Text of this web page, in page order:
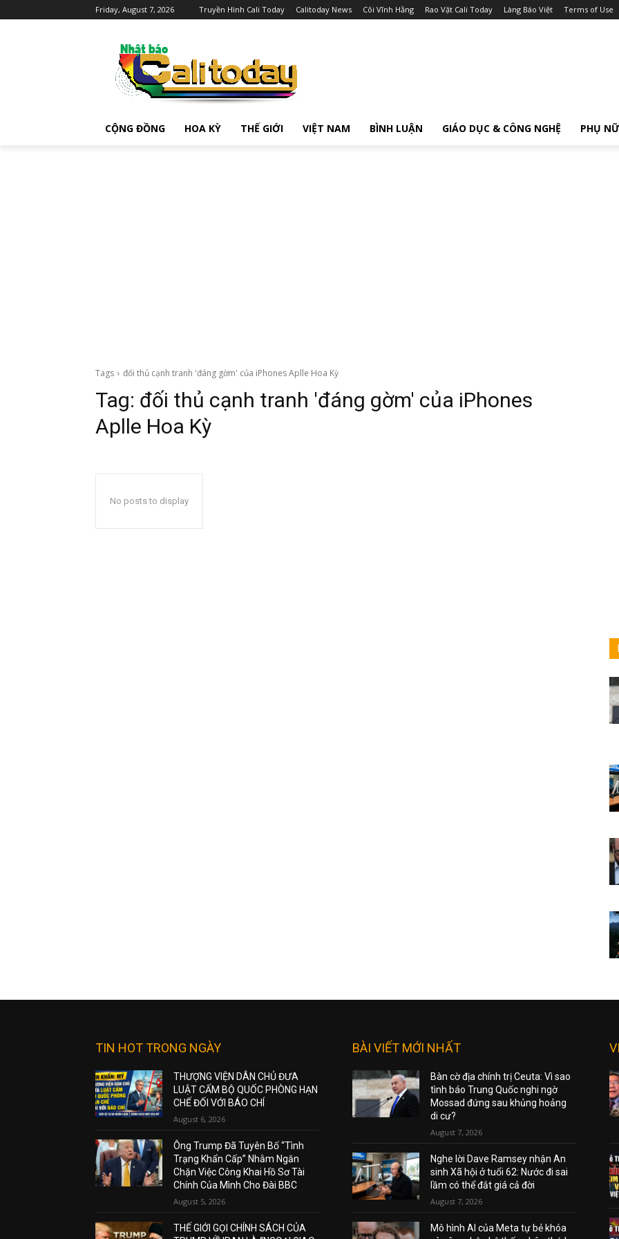
Friday, August 7, 2026 Truyền Hình Cali Today Calitoday News Cõi Vĩnh Hằng Rao Vặt Cali Today Làng Báo Việt Terms of Use
CỘNG ĐỒNG HOA KỲ THẾ GIỚI VIỆT NAM BÌNH LUẬN GIÁO DỤC & CÔNG NGHỆ PHỤ NỮ
Tags đối thủ cạnh tranh 'đáng gờm' của iPhones Aplle Hoa Kỳ
Tag: đối thủ cạnh tranh 'đáng gờm' của iPhones
Aplle Hoa Kỳ
No posts to display
TIN HOT TRONG NGÀY
THƯỢNG VIỆN DÂN CHỦ ĐƯA
LUẬT CẤM BỘ QUỐC PHÒNG HẠN
CHẾ ĐỐI VỚI BÁO CHÍ
August 6, 2026
Ông Trump Đã Tuyên Bố “Tình
Trạng Khẩn Cấp” Nhằm Ngăn
Chặn Việc Công Khai Hồ Sơ Tài
Chính Của Mình Cho Đài BBC
August 5, 2026
THẾ GIỚI GỌI CHÍNH SÁCH CỦA
BÀI VIẾT MỚI NHẤT
Bàn cờ địa chính trị Ceuta: Vì sao
tình báo Trung Quốc nghi ngờ
Mossad đứng sau khủng hoảng
di cư?
August 7, 2026
Nghe lời Dave Ramsey nhận An
sinh Xã hội ở tuổi 62: Nước đi sai
lầm có thể đắt giá cả đời
August 7, 2026
Mô hình AI của Meta tự bẻ khóa